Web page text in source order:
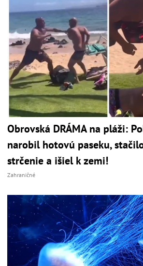
Obrovská DRÁMA na pláži:
narobil hotovú paseku,
strčenie a išiel k zemi!
Zahraničné